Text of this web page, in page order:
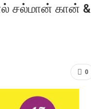
சல்மான் கான் &
0